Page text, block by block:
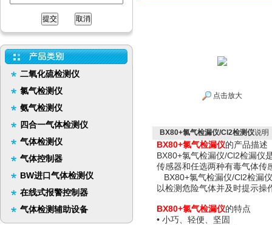
二氧化硫检测仪
氯气检测仪
氨气检测仪
四合一气体检测仪
气体检测仪
气体控制器
BW进口气体检测仪
在线式报警控制器
气体检测辅助设备
点击放大
BX80+氯气检漏仪/Cl2检测仪说明
BX80+氯气检漏仪的产品描述
BX80+氯气检漏仪/Cl2检漏仪
传感器和任选两种有毒气体传
BX80+氯气检漏仪/Cl2检漏
以检测危险气体并及时提示操
BX80+氯气检漏仪的特点
• 小巧、轻便、坚固